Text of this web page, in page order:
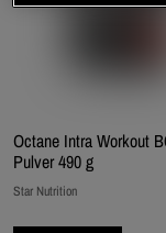
Octane Intra Workout
Pulver 490 g
Star Nutrition